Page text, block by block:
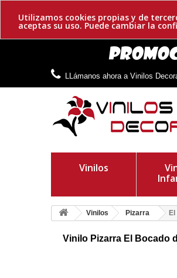
Utilizamos cookies propias y de
aceptas su uso. Puede cambiar la
LLámanos ahora a Vinilos
Vinilos
Vinilos Pizarra
Vinilo Pizarra El Bocado